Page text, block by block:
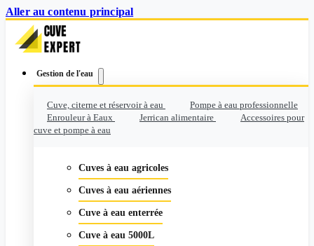
Aller au contenu principal
Gestion de l'eau
Cuve, citerne et réservoir à eau
Pompe à eau professionnelle
Enrouleur à Eaux
Jerrican alimentaire
Accessoires pour
cuve et pompe à eau
Cuves à eau agricoles
Cuves à eau aériennes
Cuve à eau enterrée
Cuve à eau 5000L